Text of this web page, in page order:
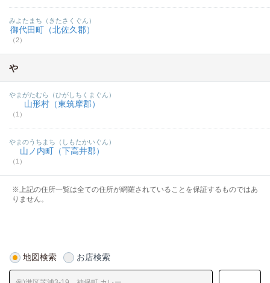
御代田町（北佐久郡）
（2）
みよたまち（きたさくぐん）
や
山形村（東筑摩郡）
（1）
やまがたむら（ひがしちくまぐん）
山ノ内町（下高井郡）
（1）
やまのうちまち（しもたかいぐん）
※上記の住所一覧は全ての住所が網羅されていることを保証するものではあ
りません。
地図検索 お店検索